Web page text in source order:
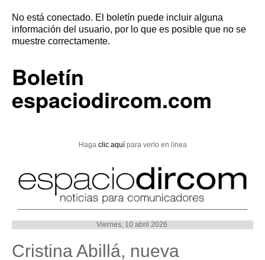
No está conectado. El boletín puede incluir alguna
información del usuario, por lo que es posible que no se
muestre correctamente.
Boletín
espaciodircom.com